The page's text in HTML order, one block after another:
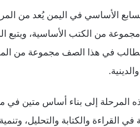
الأساسي في اليمن يُعد من
من الكتب الأساسية، ويتبع
في هذا الصف مجموعة من
المرحلة إلى بناء أساس متين في
في القراءة والكتابة والتحليل،